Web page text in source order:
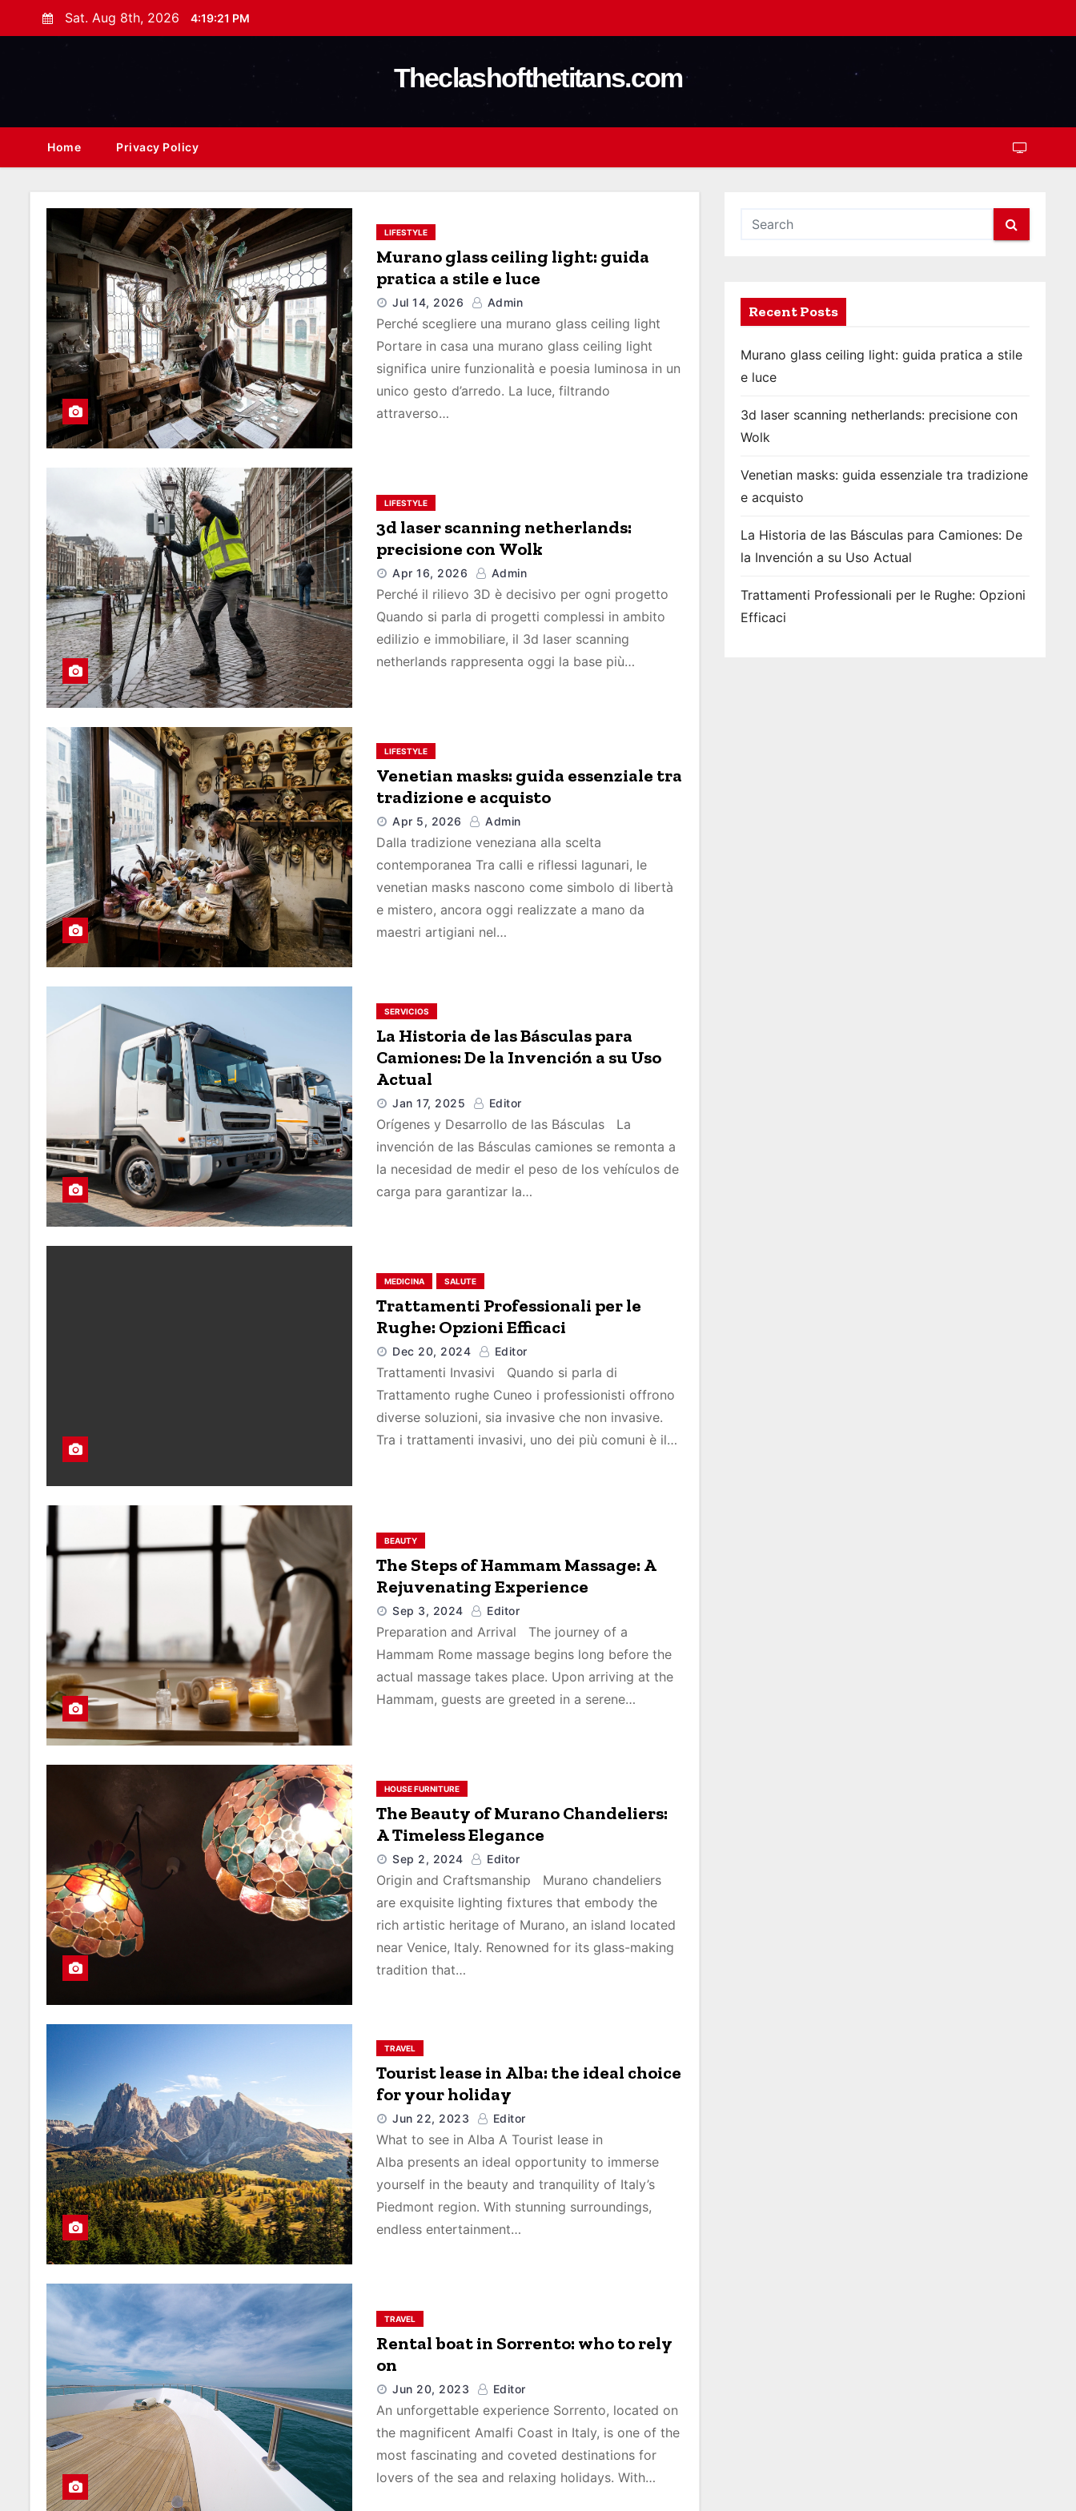
k
o
Sat. Aug 8th, 2026 4:19:22 PM
Theclashofthetitans.com
Home Privacy Policy
LIFESTYLE
Murano glass ceiling light: guida
pratica a stile e luce
Jul 14, 2026 Admin
Perché scegliere una murano glass ceiling light
Portare in casa una murano glass ceiling light
significa unire funzionalità e poesia luminosa in un
unico gesto d’arredo. La luce, filtrando
attraverso…
LIFESTYLE
3d laser scanning netherlands:
precisione con Wolk
Apr 16, 2026 Admin
Perché il rilievo 3D è decisivo per ogni progetto
Quando si parla di progetti complessi in ambito
edilizio e immobiliare, il 3d laser scanning
netherlands rappresenta oggi la base più…
LIFESTYLE
Venetian masks: guida essenziale tra
tradizione e acquisto
Apr 5, 2026 Admin
Dalla tradizione veneziana alla scelta
contemporanea Tra calli e riflessi lagunari, le
venetian masks nascono come simbolo di libertà
e mistero, ancora oggi realizzate a mano da
maestri artigiani nel…
SERVICIOS
La Historia de las Básculas para
Camiones: De la Invención a su Uso
Actual
Jan 17, 2025 Editor
Orígenes y Desarrollo de las Básculas La
invención de las Básculas camiones se remonta a
la necesidad de medir el peso de los vehículos de
carga para garantizar la…
MEDICINA SALUTE
Trattamenti Professionali per le
Rughe: Opzioni Efficaci
Dec 20, 2024 Editor
Trattamenti Invasivi Quando si parla di
Trattamento rughe Cuneo i professionisti offrono
diverse soluzioni, sia invasive che non invasive.
Tra i trattamenti invasivi, uno dei più comuni è il…
BEAUTY
The Steps of Hammam Massage: A
Rejuvenating Experience
Sep 3, 2024 Editor
Preparation and Arrival The journey of a
Hammam Rome massage begins long before the
actual massage takes place. Upon arriving at the
Hammam, guests are greeted in a serene…
HOUSE FURNITURE
The Beauty of Murano Chandeliers:
A Timeless Elegance
Sep 2, 2024 Editor
Origin and Craftsmanship Murano chandeliers
are exquisite lighting fixtures that embody the
rich artistic heritage of Murano, an island located
near Venice, Italy. Renowned for its glass-making
tradition that…
TRAVEL
Tourist lease in Alba: the ideal choice
for your holiday
Jun 22, 2023 Editor
What to see in Alba A Tourist lease in
Alba presents an ideal opportunity to immerse
yourself in the beauty and tranquility of Italy’s
Piedmont region. With stunning surroundings,
endless entertainment…
TRAVEL
Rental boat in Sorrento: who to rely
on
Jun 20, 2023 Editor
An unforgettable experience Sorrento, located on
the magnificent Amalfi Coast in Italy, is one of the
most fascinating and coveted destinations for
lovers of the sea and relaxing holidays. With…
Recent Posts
Murano glass ceiling light: guida pratica a stile
e luce
3d laser scanning netherlands: precisione con
Wolk
Venetian masks: guida essenziale tra tradizione
e acquisto
La Historia de las Básculas para Camiones: De
la Invención a su Uso Actual
Trattamenti Professionali per le Rughe: Opzioni
Efficaci